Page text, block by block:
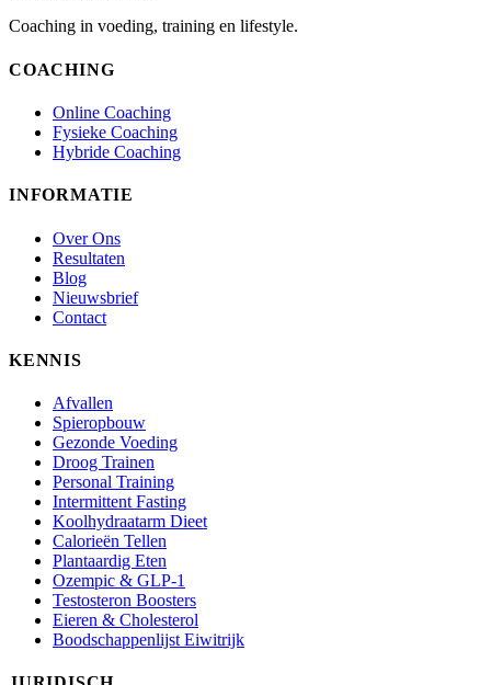
Coaching in voeding, training en lifestyle.
COACHING
Online Coaching
Fysieke Coaching
Hybride Coaching
INFORMATIE
Over Ons
Resultaten
Blog
Nieuwsbrief
Contact
KENNIS
Afvallen
Spieropbouw
Gezonde Voeding
Droog Trainen
Personal Training
Intermittent Fasting
Koolhydraatarm Dieet
Calorieën Tellen
Plantaardig Eten
Ozempic & GLP-1
Testosteron Boosters
Eieren & Cholesterol
Boodschappenlijst Eiwitrijk